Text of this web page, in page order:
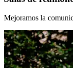
Mejoramos la